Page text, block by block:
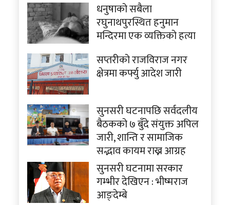
धनुषाको सबैला
रघुनाथपुरस्थित हनुमान
मन्दिरमा एक व्यक्तिको हत्या
सप्तरीको राजविराज नगर
क्षेत्रमा कर्फ्यु आदेश जारी
सुनसरी घटनापछि सर्वदलीय
बैठकको ७ बुँदे संयुक्त अपिल
जारी, शान्ति र सामाजिक
सद्भाव कायम राख्न आग्रह
सुनसरी घटनामा सरकार
गम्भीर देखिएन : भीष्मराज
आङ्देम्बे